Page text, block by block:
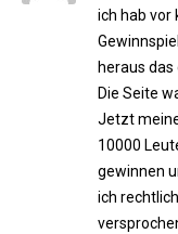
ich hab vor
heraus das
Die Seite
Jetzt
10000
gewinnen
ich